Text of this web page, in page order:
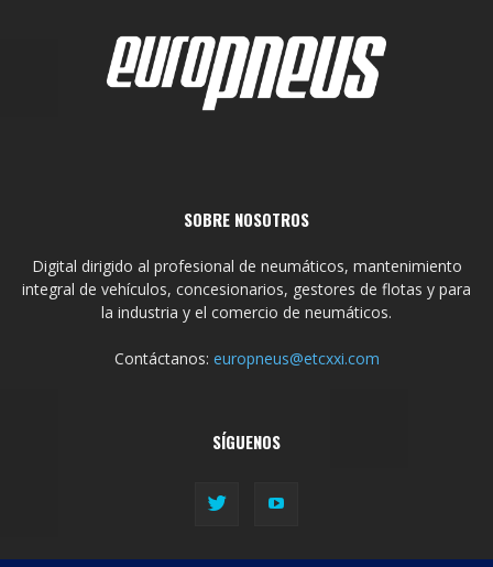
SOBRE NOSOTROS
Digital dirigido al profesional de neumáticos, mantenimiento
integral de vehículos, concesionarios, gestores de flotas y para
la industria y el comercio de neumáticos.
Contáctanos: europneus@etcxxi.com
SÍGUENOS